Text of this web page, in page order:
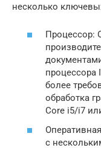
несколько
Процессор:
процессора
более
обработка
Core i5/i7
с